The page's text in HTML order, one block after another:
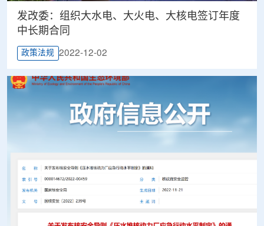
发改委：组织大水电、大火电、大核电签订年度
中长期合同
政策法规 2022-12-02